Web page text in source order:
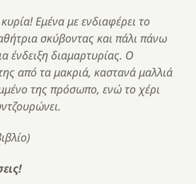
Εμένα με ενδιαφέρει το
σκύβοντας και πάλι πάνω
ένδειξη διαμαρτυρίας. Ο
από τα μακριά, καστανά μαλλιά
της πρόσωπο, ενώ το χέρι